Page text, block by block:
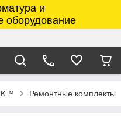
и
оборудование
Ремонтные комплекты